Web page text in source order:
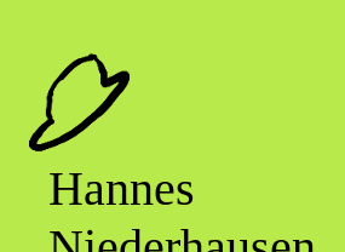
Hannes